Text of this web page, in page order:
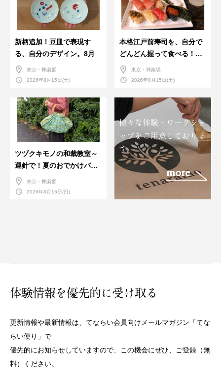
新柄追加！豆皿で表現す
る、自分のデザイン。8月
東京・神楽坂
2026年8月15日(土)
本格江戸前寿司を、自分で
どんどん握って食べる！職
人さんに教わる＜握りの練
習会＞８月
東京・神楽坂
2026年8月15日(土)
ツヅクキモノの和裁教室～
運針で！夏のおでかけバン
ダナバッグづくり～
東京・神楽坂
2026年8月16日(日)
様々な体験・ワークショ
ップをご用意しておりま
す。
more
体験情報を優先的に受け取る
更新情報や最新情報は、てならい会員向けメールマガジン「てな
らい便り」で
優先的にお知らせしていますので、この機会にぜひ、ご登録（無
料）ください。